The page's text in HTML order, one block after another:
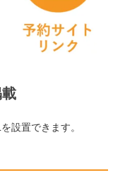
設置できます。